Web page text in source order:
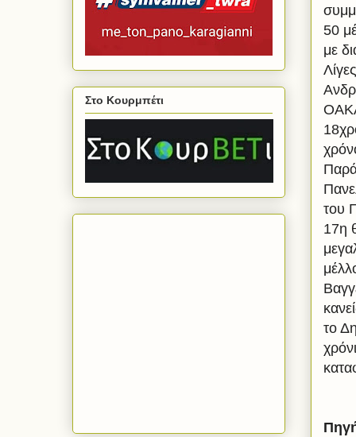
50
με
του
17η
το
Στο Κουρμπέτι